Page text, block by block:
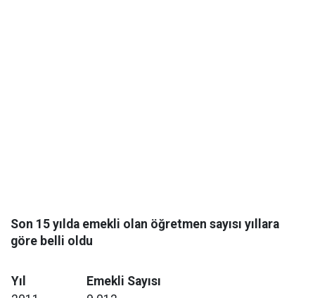
Son 15 yılda emekli olan öğretmen sayısı yıllara
göre belli oldu
Yıl
Emekli Sayısı